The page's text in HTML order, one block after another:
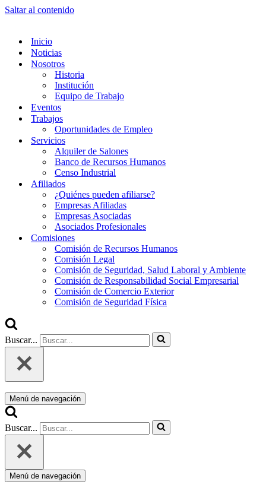
Saltar al contenido
Inicio
Noticias
Nosotros
Historia
Institución
Equipo de Trabajo
Eventos
Trabajos
Oportunidades de Empleo
Servicios
Alquiler de Salones
Banco de Recursos Humanos
Censo Industrial
Afiliados
¿Quiénes pueden afiliarse?
Empresas Afiliadas
Empresas Asociadas
Asociados Profesionales
Comisiones
Comisión de Recursos Humanos
Comisión Legal
Comisión de Seguridad, Salud Laboral y Ambiente
Comisión de Responsabilidad Social Empresarial
Comisión de Comercio Exterior
Comisión de Seguridad Física
Buscar...
Menú de navegación
Buscar...
Menú de navegación